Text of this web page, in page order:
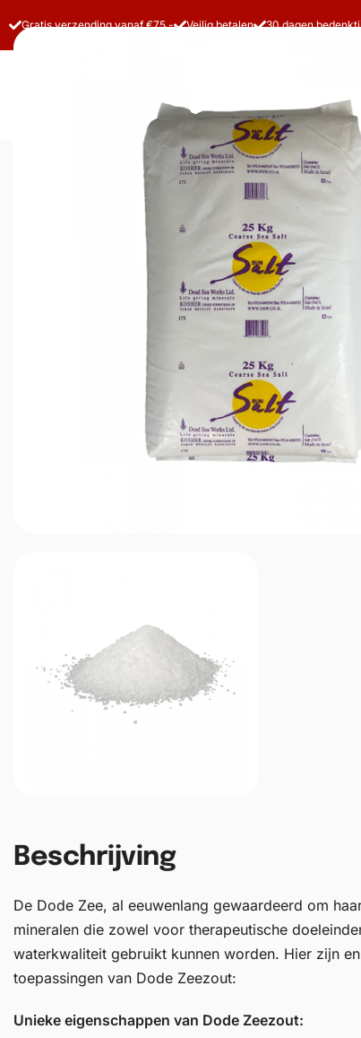
Gratis verzending vanaf €75,- Veilig betalen 30 dagen
Beschrijving
De Dode Zee, al eeuwenlang gewaardeerd om
mineralen die zowel voor therapeutische
waterkwaliteit gebruikt kunnen worden. Hier zijn
toepassingen van Dode Zeezout:
Unieke eigenschappen van Dode Zeezout: